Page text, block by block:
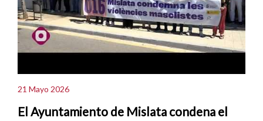
21 Mayo 2026
El Ayuntamiento de Mislata condena el